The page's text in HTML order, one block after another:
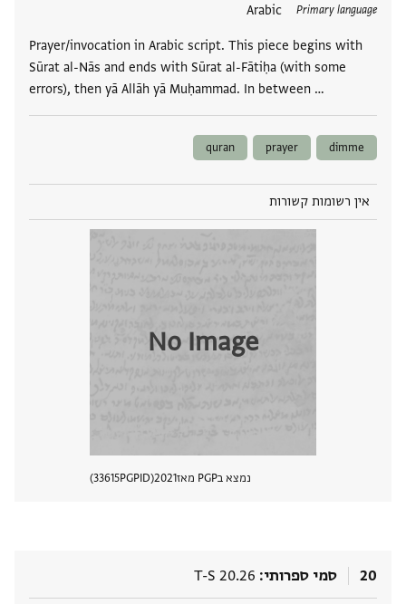
Primary language
Arabic
Prayer/invocation in Arabic script. This piece begins with
Sūrat al-Nās and ends with Sūrat al-Fātiḥa (with some
errors), then yā Allāh yā Muḥammad. In between …
תגים
dimme
prayer
quran
אין רשומות קשורות
No Image
נמצא בPGP מאז 2021
PGPID
33615
20 סמי ספרותי T-S 20.26